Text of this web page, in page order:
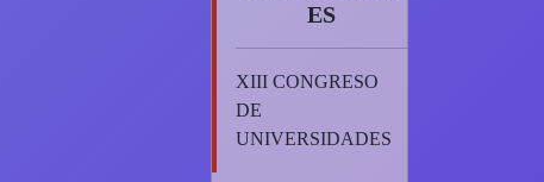
ES
XIII CONGRESO
DE
UNIVERSIDADES